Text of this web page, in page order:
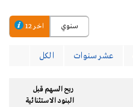
اخر 12 سنوي
عشر سنوات الكل
ربح السهم قبل
البنود الاستثنائية